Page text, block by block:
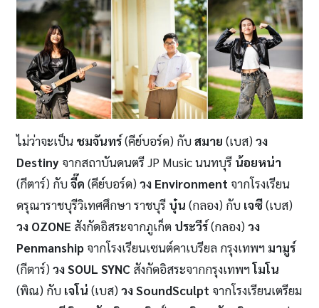
ไม่ว่าจะเป็น ชมจันทร์(คีย์บอร์ด) กับสมาย (เบส) วง
Destiny จากสถาบันดนตรี JP Music นนทบุรี น้อยหน่า
(กีตาร์) กับจี๊ด (คีย์บอร์ด) วง Environment จากโรงเรียน
ดรุณาราชบุรีวิเทศศึกษา ราชบุรี บุ๋น (กลอง) กับ เจซี(เบส)
วง OZONE สังกัดอิสระจากภูเก็ต ประวีร์(กลอง) วง
Penmanship จากโรงเรียนเซนต์คาเบรียล กรุงเทพฯ มามูร์
(กีตาร์) วงSOUL SYNC สังกัดอิสระจากกรุงเทพฯโมโน
(พิณ) กับ เจโน่ (เบส) วงSoundSculpt จากโรงเรียนเตรียม